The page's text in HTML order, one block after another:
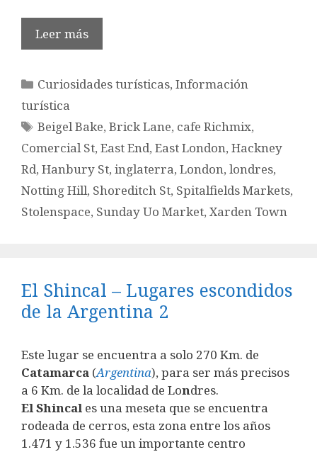
Leer más
Categorías
Curiosidades turísticas,Información
turística
Etiquetas
Beigel Bake,Brick Lane, cafe Richmix,
Comercial St, East End, East London, Hackney
Rd, Hanbury St, inglaterra, London, londres,
Notting Hill, Shoreditch St, Spitalfields Markets,
Stolenspace, Sunday Uo Market, Xarden Town
El Shincal – Lugares escondidos
de la Argentina 2
Este lugar se encuentra a solo 270 Km. de
Catamarca (Argentina), para ser más precisos
a 6 Km. de la localidad de Londres.
El Shincal es una meseta que se encuentra
rodeada de cerros, esta zona entre los años
1.471 y 1.536 fue un importante centro